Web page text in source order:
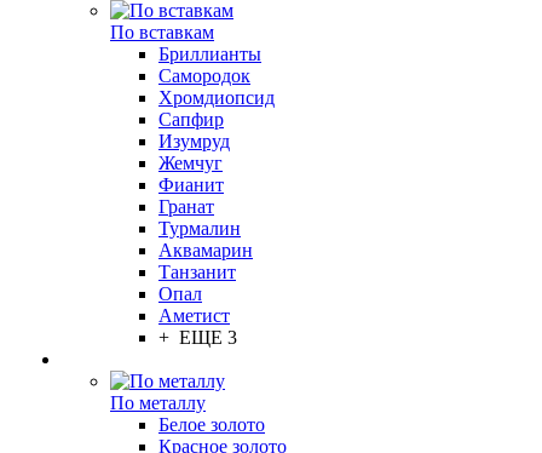
По вставкам
Бриллианты
Самородок
Хромдиопсид
Сапфир
Изумруд
Жемчуг
Фианит
Гранат
Турмалин
Аквамарин
Танзанит
Опал
Аметист
+ ЕЩЕ 3
По металлу
Белое золото
Красное золото